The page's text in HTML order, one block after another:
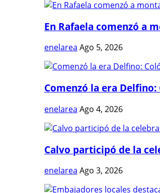
En Rafaela comenzó a
enelarea Ago 5, 2026
Comenzó la era
enelarea Ago 4, 2026
Calvo participó de la
enelarea Ago 3, 2026